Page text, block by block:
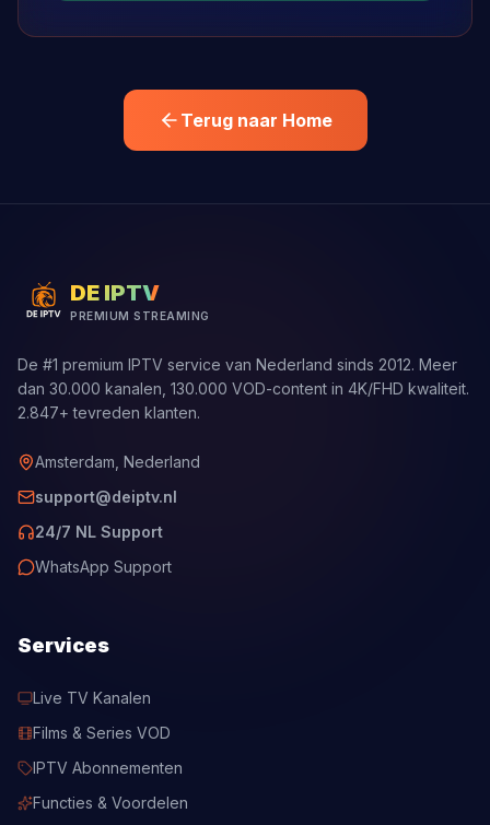
Terug naar Home
DE IPTV
PREMIUM STREAMING
De #1 premium IPTV service van Nederland sinds 2012. Meer
dan 30.000 kanalen, 130.000 VOD-content in 4K/FHD kwaliteit.
2.847+ tevreden klanten.
Amsterdam, Nederland
support@deiptv.nl
24/7 NL Support
WhatsApp Support
Services
Live TV Kanalen
Films & Series VOD
IPTV Abonnementen
Functies & Voordelen